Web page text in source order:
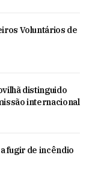
Voluntários de
distinguido
internacional
fugir de incêndio